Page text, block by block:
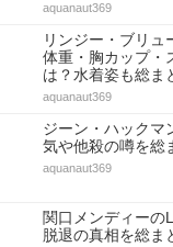
aquanaut369
リンジー・ブリュ
体重・胸カップ・
は？水着姿も総ま
aquanaut369
ジーン・ハックマ
気や他殺の噂を総
aquanaut369
関口メンディーの
脱退の真相を総ま